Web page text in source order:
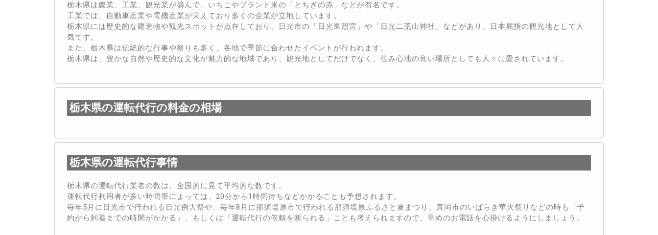
栃木県は農業、工業、観光業が盛んで、いちごやブランド米の「とちぎの赤」などが有名です。
工業では、自動車産業や電機産業が栄えており多くの企業が立地しています。
栃木県には歴史的な建造物や観光スポットが点在しており、日光市の「日光東照宮」や「日光二荒山神社」などがあり、日本屈指の観光地として人
気です。
また、栃木県は伝統的な行事や祭りも多く、各地で季節に合わせたイベントが行われます。
栃木県は、豊かな自然や歴史的な文化が魅力的な地域であり、観光地としてだけでなく、住み心地の良い場所としても人々に愛されています。
栃木県の運転代行の料金の相場
栃木県の運転代行事情
栃木県の運転代行業者の数は、全国的に見て平均的な数です。
運転代行利用者が多い時間帯によっては、20分から1時間待ちなどかかることも予想されます。
毎年5月に日光市で行われる日光例大祭や、毎年8月に那須塩原市で行われる那須塩原ふるさと夏まつり、真岡市のいばらき華火祭りなどの時も「予
約から到着までの時間がかかる」、もしくは「運転代行の依頼を断られる」ことも考えられますので、早めのお電話を心掛けるようにしましょう。